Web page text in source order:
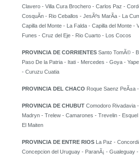
Clavero - Villa Cura Brochero - Carlos Paz -
CosquÃ­n - Rio Ceballos - JesÃºs MarÃ­a - La
Capilla del Monte - La Falda - Capilla del Monte -
Funes - Cruz del Eje - Rio Cuarto - Los Cocos
PROVINCIA DE CORRIENTES Santo TomÃ© -
Paso De la Patria - Itati - Mercedes - Goya -
- Curuzu Cuatia
PROVINCIA DEL CHACO Roque Saenz PeÃ±a
PROVINCIA DE CHUBUT Comodoro Rivadavia
Madryn - Trelew - Camarones - Trevelin -
El Maiten
PROVINCIA DE ENTRE RIOS La Paz -
Concepcion del Uruguay - ParanÃ¡ - Gualeguay